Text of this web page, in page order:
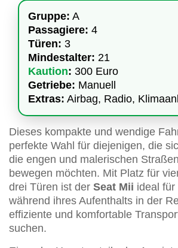
Gruppe: A
Passagiere: 4
Türen: 3
Mindestalter: 21
Kaution: 300 Euro
Getriebe: Manuell
Extras: Airbag, Radio,
Dieses kompakte und wendige
perfekte Wahl für diejenigen, die
die engen und malerischen
bewegen möchten. Mit Platz für
drei Türen ist der Seat Mii ideal
während ihres Aufenthalts in der
effiziente und komfortable
suchen.